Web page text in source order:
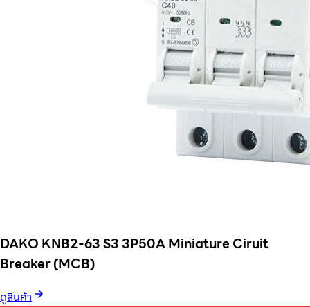
DAKO KNB2-63 S3 3P50A Miniature Ciruit
Breaker (MCB)
ดูสินค้า